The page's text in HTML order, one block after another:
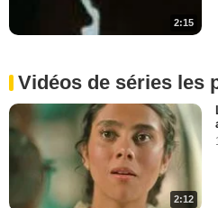
2:15
Vidéos de séries les
2:12